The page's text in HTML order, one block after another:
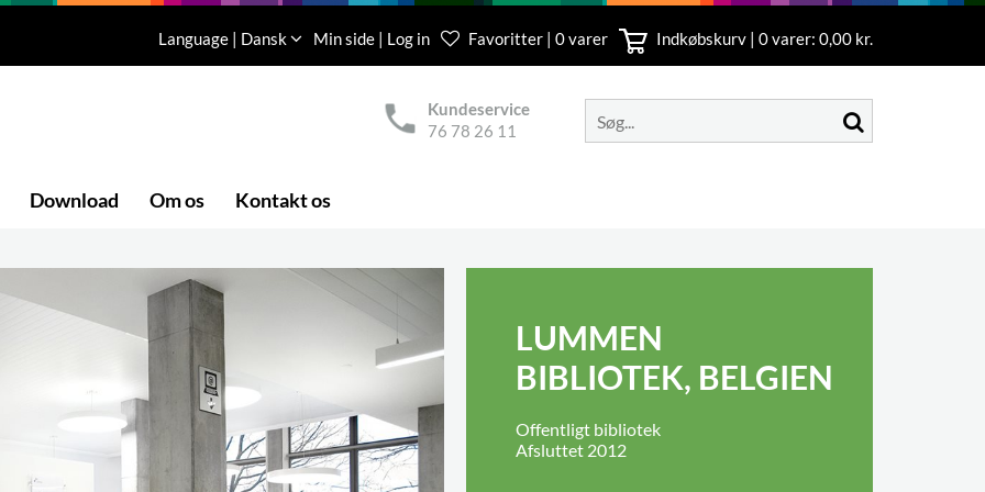
Language | Dansk Min side | Log in Favoritter | 0 varer Indkøbskurv | 0varer: 0,00 kr.
Kundeservice
76 78 26 11
Download Om os Kontakt os
LUMMEN
BIBLIOTEK, BELGIEN
Offentligt bibliotek
Afsluttet 2012